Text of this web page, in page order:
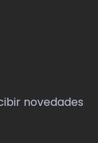
novedades